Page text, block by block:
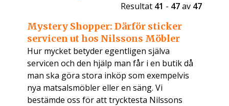
Resultat 41 - 47av 47
Mystery Shopper: Därför sticker
servicen ut hos Nilssons Möbler
Hur mycket betyder egentligen själva
servicen och den hjälp man får i en butik då
man ska göra stora inköp som exempelvis
nya matsalsmöbler eller en säng. Vi
bestämde oss för att trycktesta Nilssons